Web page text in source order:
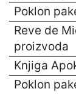
Poklon
Reve de
proizvoda
Knjiga
Poklon